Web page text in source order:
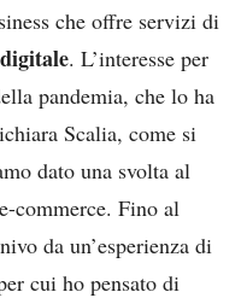
che offre servizi di
. L’interesse per
pandemia, che lo ha
Scalia, come si
dato una svolta al
commerce. Fino al
da un’esperienza di
cui ho pensato di